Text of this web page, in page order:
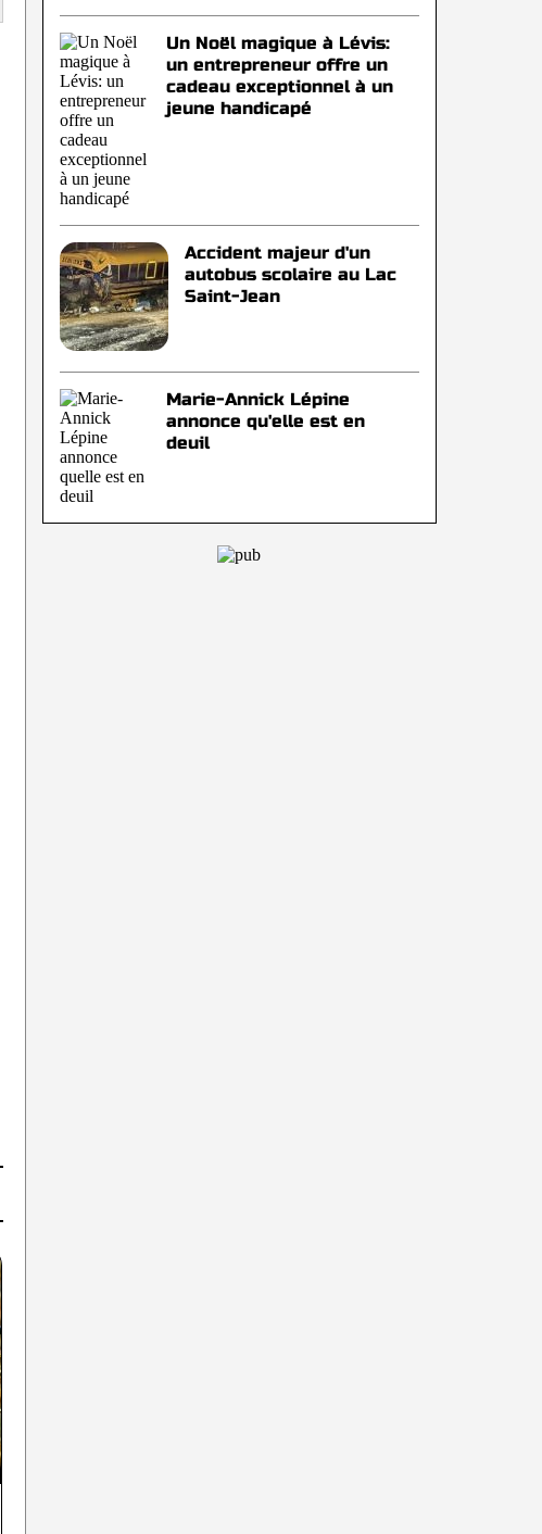
Un Noël magique à Lévis:
un entrepreneur offre un
cadeau exceptionnel à un
jeune handicapé
Accident majeur d'un
autobus scolaire au Lac
Saint-Jean
Marie-Annick Lépine
annonce qu'elle est en
deuil